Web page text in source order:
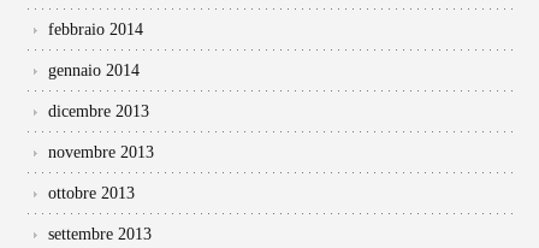
febbraio 2014
gennaio 2014
dicembre 2013
novembre 2013
ottobre 2013
settembre 2013